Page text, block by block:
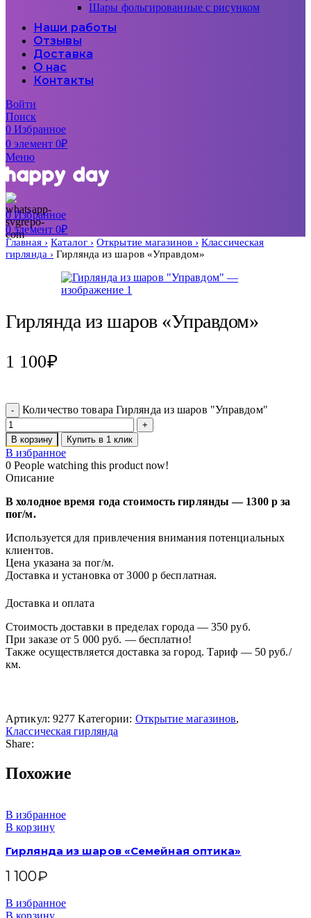
Шары фольгированные с рисунком
Наши работы
Отзывы
Доставка
О нас
Контакты
Войти
Поиск
0Избранное
0элемент 0₽
Меню
0Избранное
0элемент 0₽
Главная Каталог Открытие магазинов
Классическая
гирлянда
Гирлянда из шаров «Управдом»
Гирлянда из шаров «Управдом»
1 100₽
Количество товара Гирлянда из шаров "Управдом"
В корзину Купить в 1 клик
В избранное
0 People watching this product now!
Описание
В холодное время года стоимость гирлянды — 1300 р за
пог/м.
Используется для привлечения внимания потенциальных
клиентов.
Цена указана за пог/м.
Доставка и установка от 3000 р бесплатная.
Доставка и оплата
Стоимость доставки в пределах города — 350 руб.
При заказе от 5 000 руб. — бесплатно!
Также осуществляется доставка за город. Тариф — 50 руб./
км.
Артикул: 9277Категории: Открытие магазинов,
Классическая гирлянда
Share:
Похожие
В избранное
В корзину
Гирлянда из шаров «Семейная оптика»
1 100₽
В избранное